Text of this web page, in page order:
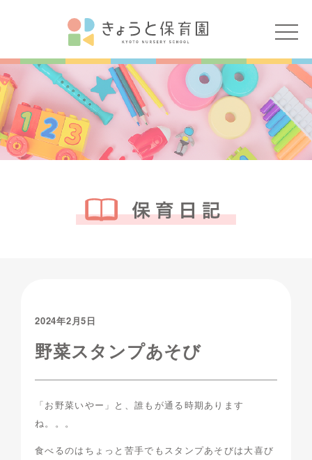
2024年2月5日
野菜スタンプあそび
「お野菜いやー」と、誰もが通る時期あります
ね。。。
食べるのはちょっと苦手でもスタンプあそびは大喜び